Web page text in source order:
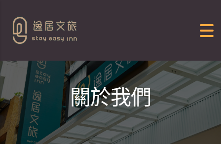
關於我們